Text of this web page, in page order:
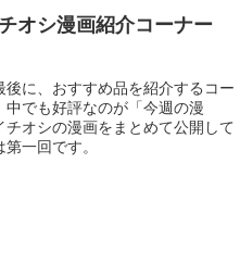
オシ漫画紹介コーナー
に、おすすめ品を紹介するコー
でも好評なのが「今週の漫
オシの漫画をまとめて公開して
一回です。